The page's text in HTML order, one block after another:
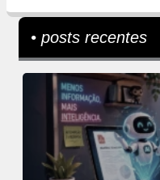
• posts recentes